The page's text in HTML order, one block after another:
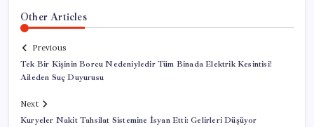
Other Articles
Previous
Tek Bir Kişinin Borcu Nedeniyledir Tüm Binada Elektrik Kesintisi!
Aileden Suç Duyurusu
Next
Kuryeler Nakit Tahsilat Sistemine İsyan Etti: Gelirleri Düşüyor